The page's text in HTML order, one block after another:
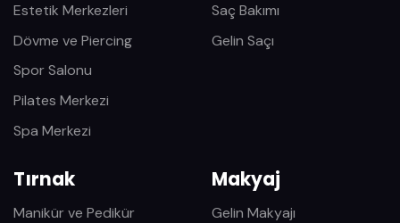
Estetik Merkezleri
Dövme ve Piercing
Spor Salonu
Pilates Merkezi
Spa Merkezi
Saç Bakımı
Gelin Saçı
Tırnak
Manikür ve Pedikür
Makyaj
Gelin Makyajı